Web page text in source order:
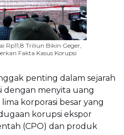
Rp11,8 Triliun Bikin Geger,
Fakta Kasus Korupsi
penting dalam sejarah
dengan menyita uang
korporasi besar yang
korupsi ekspor
(CPO) dan produk